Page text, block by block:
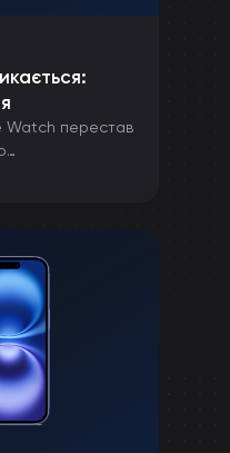
Watch перестав
в сервісі.